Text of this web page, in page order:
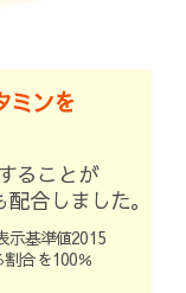
ミンを
ることが
配合しました。
示基準値2015
合を100％